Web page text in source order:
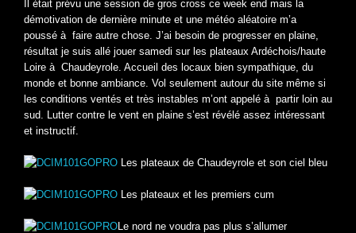
Il était prévu une session de gros cross ce week end mais la
démotivation de dernière minute et une météo aléatoire m’a
poussé à faire autre chose. J’ai besoin de progresser en plaine,
résultat je suis allé jouer samedi sur les plateaux Ardéchois/haute
Loire à Chaudeyrole. Accueil des locaux bien sympathique, du
monde et bonne ambiance. Vol seulement autour du site même si
les conditions ventés et très instables m’ont appelé à partir loin au
sud. Lutter contre le vent en plaine s’est révélé assez intéressant
et instructif.
Les plateaux de Chaudeyrole et son ciel bleu
Les plateaux et les premiers cum
Le nord ne voudra pas plus s’allumer